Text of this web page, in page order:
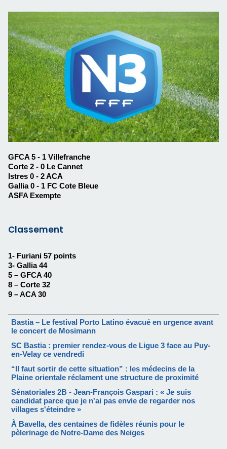
GFCA 5 - 1 Villefranche
Corte 2 - 0 Le Cannet
Istres 0 - 2 ACA
Gallia 0 - 1 FC Cote Bleue
ASFA Exempte
Classement
1- Furiani 57 points
3- Gallia 44
5 – GFCA 40
8 – Corte 32
9 – ACA 30
Bastia – Le festival Porto Latino évacué en urgence avant
le concert de Mosimann
SC Bastia : premier rendez-vous de Ligue 3 face au Puy-
en-Velay ce vendredi
“Il faut sortir de cette situation” : les médecins de la
Plaine orientale réclament une structure de proximité
Sénatoriales 2B - Jean-François Gaspari : « Je suis
candidat parce que je n'ai pas envie de regarder nos
villages s'éteindre »
À Bavella, des centaines de fidèles réunis pour le
pèlerinage de Notre-Dame des Neiges